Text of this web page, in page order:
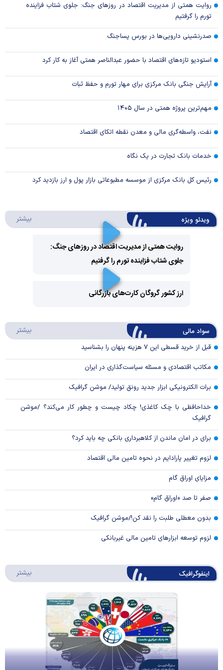
روایت همتی از مدیریت اقتصاد در روزهای جنگ: جلوی شتاب فزاینده
تورم را گرفتیم
صدرنشینی دارویی‌ها در بورس پساجنگ
استودیو تازه‌های اقتصاد با حضور عبدالناصر همتی آغاز به کار کرد
آرایش جنگی بانک مرکزی برای مهار تورم و حفظ ثبات
مهم‌ترین پروژه همتی در سال ۱۴۰۵
نفت، واسطه‌گری مالی و معدن نقطه اتکای اقتصاد
خدمات بانک تجارت در یک نگاه
رئیس کل بانک مرکزی از موسسه مطبوعاتی بازار پول و ارز بازدید کرد
ویدئو ویژه بیشتر
Play
Video
روایت همتی از مدیریت اقتصاد در روزهای جنگ:
جلوی شتاب فزاینده تورم را گرفتیم
Video
ارز کشور گروگان کارت‌های بازرگانی
سواد مالی بیشتر
قبل از خرید قسطی این ۷ هزینه پنهان را بشناسید
مکاتب اقتصادی و مسئله سیاست‌گذاری در ایران
برات الکترونیکی ابزار جدید رونق تولید/ موشن گرافیک
خداحافظی با چک کاغذی! چکاد چیست و چطور کار می‌کند؟ /موشن
گرافیک
برای در امان ماندن از کلاهبرداری بانکی چه باید کرد؟
لزوم تغییر پارادایم در نحوه تامین مالی اقتصاد
مزایای اوراق گام
صفر تا صد «اوراق گام»
بدون معطلی طلبت را نقد کن!/موشن گرافیک
لزوم توسعه ابزارهای تامین مالی غیربانکی
اینفوگرافیک بیشتر